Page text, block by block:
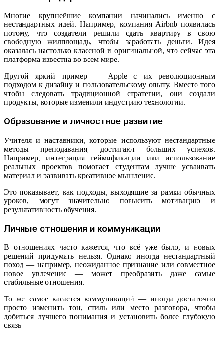
Многие крупнейшие компании начинались именно с
нестандартных идей. Например, компания Airbnb появилась
потому, что создатели решили сдать квартиру в свою
свободную жилплощадь, чтобы заработать деньги. Идея
оказалась настолько классной и оригинальной, что сейчас эта
платформа известна во всем мире.
Другой яркий пример — Apple с их революционным
подходом к дизайну и пользовательскому опыту. Вместо того
чтобы следовать традиционной стратегии, они создали
продукты, которые изменили индустрию технологий.
Образование и личностное развитие
Учителя и наставники, которые используют нестандартные
методы преподавания, достигают больших успехов.
Например, интеграция геймификации или использование
реальных проектов помогает студентам лучше усваивать
материал и развивать креативное мышление.
Это показывает, как подходы, выходящие за рамки обычных
уроков, могут значительно повысить мотивацию и
результативность обучения.
Личные отношения и коммуникации
В отношениях часто кажется, что всё уже было, и новых
решений придумать нельзя. Однако иногда нестандартный
поход — например, неожиданное признание или совместное
новое увлечение — может преобразить даже самые
стабильные отношения.
То же самое касается коммуникаций — иногда достаточно
просто изменить тон, стиль или место разговора, чтобы
добиться лучшего понимания и установить более глубокую
связь.